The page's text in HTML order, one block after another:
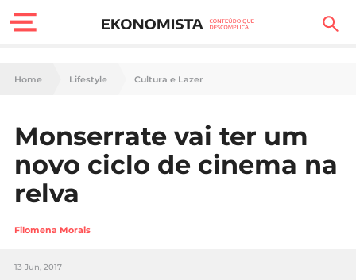
Finanças Pessoais
Carreira
Casa
Lifestyle
Sociedade
Home Lifestyle Cultura e Lazer
Monserrate vai ter um
novo ciclo de cinema na
relva
Filomena Morais
13 Jun, 2017